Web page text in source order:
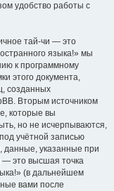
удобство работы с
тай-чи — это
языка!» мы
к программному
этого документа,
созданных
Вторым источником
которые вы
но не исчерпываются,
учётной записью
указанные при
— это высшая точка
(в дальнейшем
вами после